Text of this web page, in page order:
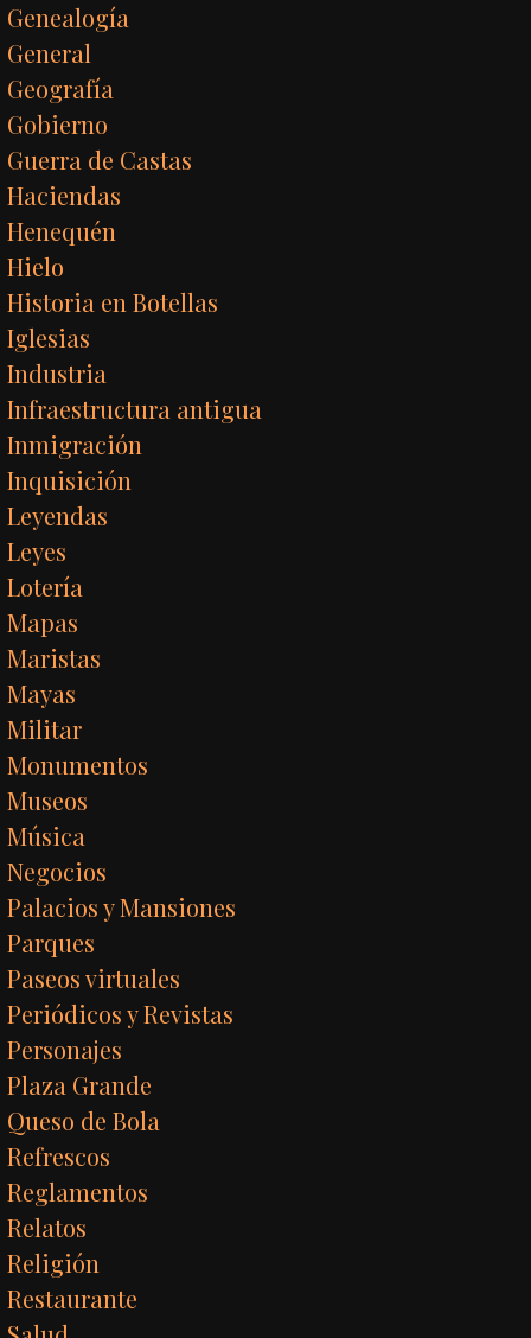
Genealogía
General
Geografía
Gobierno
Guerra de Castas
Haciendas
Henequén
Hielo
Historia en Botellas
Iglesias
Industria
Infraestructura antigua
Inmigración
Inquisición
Leyendas
Leyes
Lotería
Mapas
Maristas
Mayas
Militar
Monumentos
Museos
Música
Negocios
Palacios y Mansiones
Parques
Paseos virtuales
Periódicos y Revistas
Personajes
Plaza Grande
Queso de Bola
Refrescos
Reglamentos
Relatos
Religión
Restaurante